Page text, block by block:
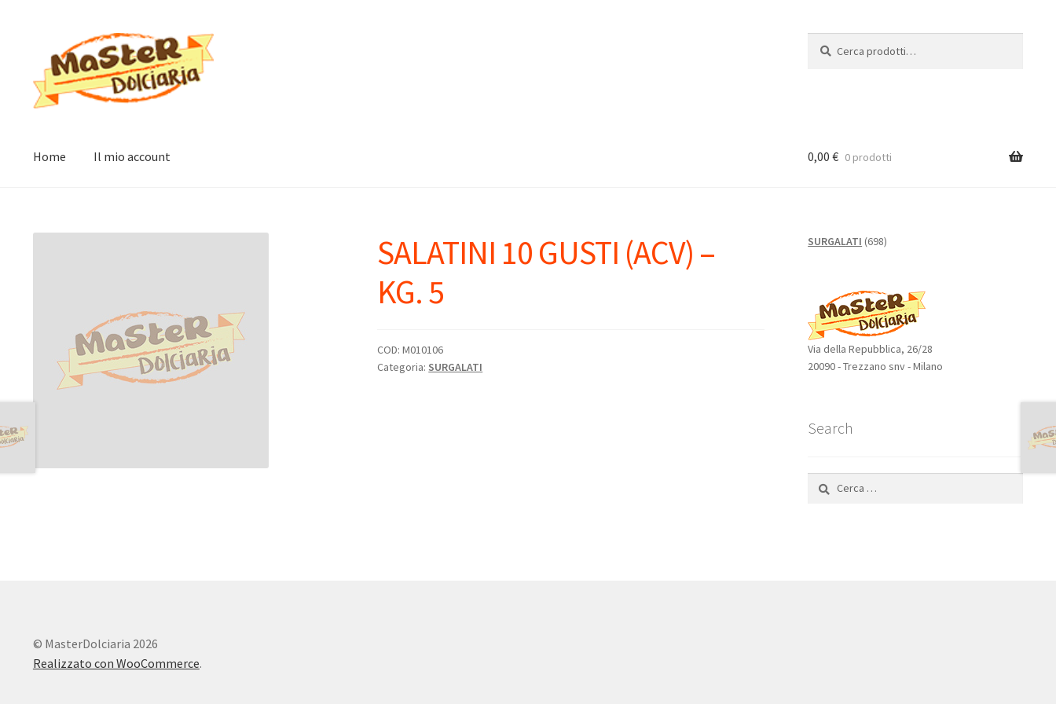
alla
navigazione
contenuto
Home Il mio account 0,00€ 0 prodotti
SALATINI 10 GUSTI (ACV) –
KG. 5
COD:M010106
Categoria: SURGALATI
SURGALATI 698698
Via della Repubblica, 26/28
20090 - Trezzano snv - Milano
Search
per:
© MasterDolciaria 2026
Realizzato con WooCommerce.